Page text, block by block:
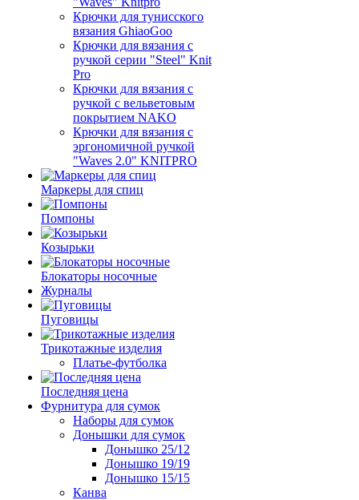
Крючки для тунисского
вязания GhiaoGoo
Крючки для вязания с
ручкой серии "Steel" Knit
Pro
Крючки для вязания с
ручкой с вельветовым
покрытием NAKO
Крючки для вязания с
эргономичной ручкой
"Waves 2.0" KNITPRO
Маркеры для спиц
Помпоны
Козырьки
Блокаторы носочные
Журналы
Пуговицы
Трикотажные изделия
Платье-футболка
Последняя цена
Фурнитура для сумок
Наборы для сумок
Донышки для сумок
Донышко 25/12
Донышко 19/19
Донышко 15/15
Канва